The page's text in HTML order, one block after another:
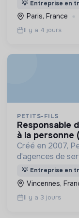
💡 Entreprise en
Paris, France
Il y a 4 jours
PETITS-FILS
responsable de secteur dans les services
à la personne
Créé en 2007,
d'agences de
dans l'aide à
💡 Entreprise en
Vincennes,
Il y a 3 jours